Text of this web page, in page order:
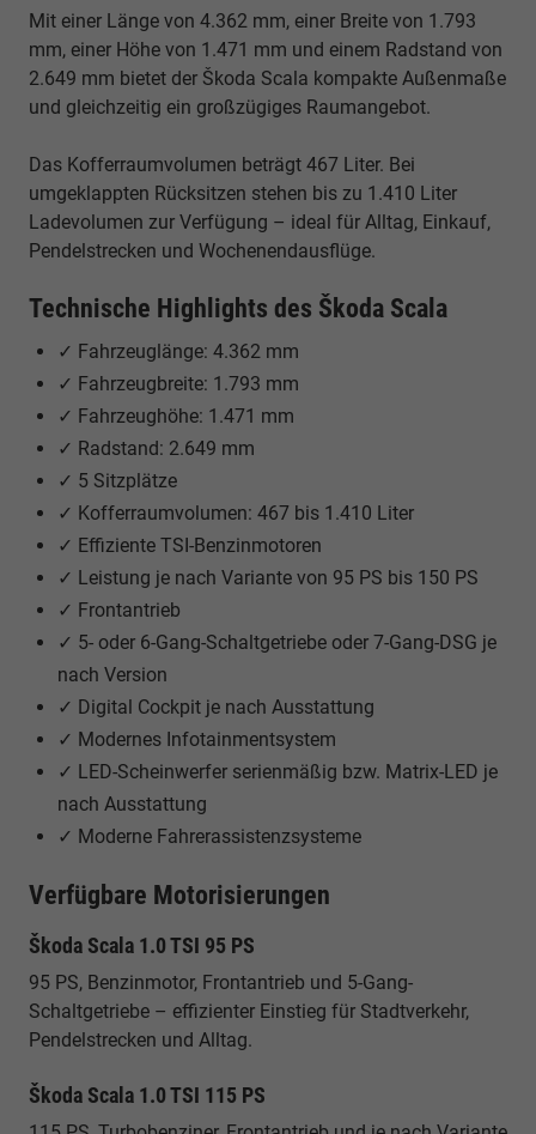
Mit einer Länge von 4.362 mm, einer Breite von 1.793
mm, einer Höhe von 1.471 mm und einem Radstand von
2.649 mm bietet der Škoda Scala kompakte Außenmaße
und gleichzeitig ein großzügiges Raumangebot.
Das Kofferraumvolumen beträgt 467 Liter. Bei
umgeklappten Rücksitzen stehen bis zu 1.410 Liter
Ladevolumen zur Verfügung – ideal für Alltag, Einkauf,
Pendelstrecken und Wochenendausflüge.
Technische Highlights des Škoda Scala
✓ Fahrzeuglänge: 4.362 mm
✓ Fahrzeugbreite: 1.793 mm
✓ Fahrzeughöhe: 1.471 mm
✓ Radstand: 2.649 mm
✓ 5 Sitzplätze
✓ Kofferraumvolumen: 467 bis 1.410 Liter
✓ Effiziente TSI-Benzinmotoren
✓ Leistung je nach Variante von 95 PS bis 150 PS
✓ Frontantrieb
✓ 5- oder 6-Gang-Schaltgetriebe oder 7-Gang-DSG je
nach Version
✓ Digital Cockpit je nach Ausstattung
✓ Modernes Infotainmentsystem
✓ LED-Scheinwerfer serienmäßig bzw. Matrix-LED je
nach Ausstattung
✓ Moderne Fahrerassistenzsysteme
Verfügbare Motorisierungen
Škoda Scala 1.0 TSI 95 PS
95 PS, Benzinmotor, Frontantrieb und 5-Gang-
Schaltgetriebe – effizienter Einstieg für Stadtverkehr,
Pendelstrecken und Alltag.
Škoda Scala 1.0 TSI 115 PS